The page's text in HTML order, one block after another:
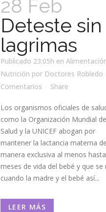
28 Feb
Deteste sin
lagrimas
Publicado 23:05h en
Nutrición por Doctores Robledo
Comentarios
Share
Los organismos oficiales de
como la Organización Mundial
Salud y la UNICEF abogan por
mantener la lactancia materna de
manera exclusiva al menos
meses de vida del bebé y que se
cuando la madre y el bebé así...
LEER MÁS